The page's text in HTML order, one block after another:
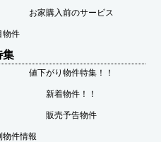
お家購入前のサービス
物件
集
値下がり物件特集！！
新着物件！！
販売予告物件
物件情報